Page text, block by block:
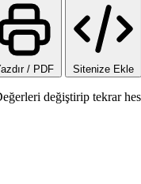
/ PDF Sitenize Ekle
değiştirip tekrar